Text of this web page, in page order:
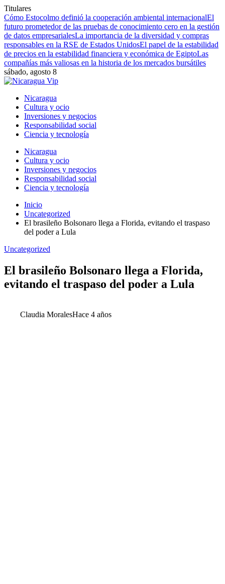
Titulares
Cómo Estocolmo definió la cooperación ambiental internacionalEl
futuro prometedor de las pruebas de conocimiento cero en la gestión
de datos empresarialesLa importancia de la diversidad y compras
responsables en la RSE de Estados UnidosEl papel de la estabilidad
de precios en la estabilidad financiera y económica de EgiptoLas
compañías más valiosas en la historia de los mercados bursátiles
sábado, agosto 8
Nicaragua
Cultura y ocio
Inversiones y negocios
Responsabilidad social
Ciencia y tecnología
Nicaragua
Cultura y ocio
Inversiones y negocios
Responsabilidad social
Ciencia y tecnología
Inicio
Uncategorized
El brasileño Bolsonaro llega a Florida, evitando el traspaso
del poder a Lula
Uncategorized
El brasileño Bolsonaro llega a Florida,
evitando el traspaso del poder a Lula
Claudia MoralesHace 4 años